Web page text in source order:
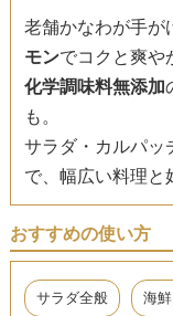
老舗かなわが手が
モンでコクと爽や
化学調味料無添加
も。
サラダ・カルパッ
で、幅広い料理と
おすすめの使い方
サラダ全般 海